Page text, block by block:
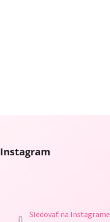
Instagram
Sledovať na Instagrame